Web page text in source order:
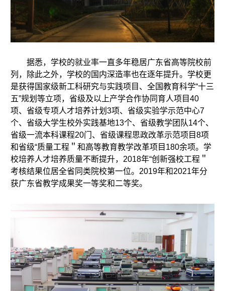
据悉，学校的就业率一直多年稳居广东省高等院校前
列，除此之外，学校的国内深造率也在逐年提升。学校更
是获得国家级新工科研究与实践项目、全国教育科学“十三
五”规划等立项，省级及以上产学合作协同育人项目40
项、省级专项人才培养计划3项、省级实验学示范中心7
个、省级大学生校外实践基地13个、省级教学团队14个、
省级一流本科课程20门、省级课程思政改革示范项目8项
和省级“质量工程＂和高等教育教学改革项目180余项。学
校培养人才培养质量不断提升，2018年“创新强校工程＂
考核结果位居全省同类院校第一位。2019年和2021年分
获广东省教学成果奖一等奖和二等奖。